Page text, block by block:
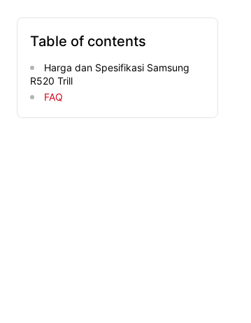
Table of contents
Harga dan Spesifikasi Samsung
R520 Trill
FAQ